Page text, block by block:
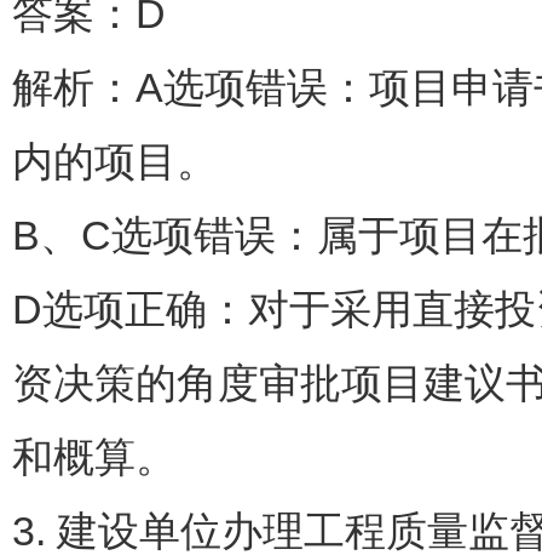
答案：D
解析：A选项错误：项目申
内的项目。
B、C选项错误：属于项
D选项正确：对于采用直接
资决策的角度审批项目建议
和概算。
3. 建设单位办理工程质量监